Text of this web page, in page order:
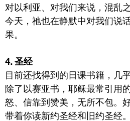
对以利亚、对我们来说，混乱
今天，祂也在静默中对我们说
果。
4. 圣经
目前还找得到的日课书籍，几
除了以赛亚书，耶稣最常引用
怒、信靠到赞美，无所不包。
带着你读新约圣经和旧约圣经